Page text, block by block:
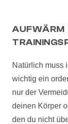
AUFWÄRM
Natürlich muss
wichtig ein
nur der
deinen Körper
den du nicht